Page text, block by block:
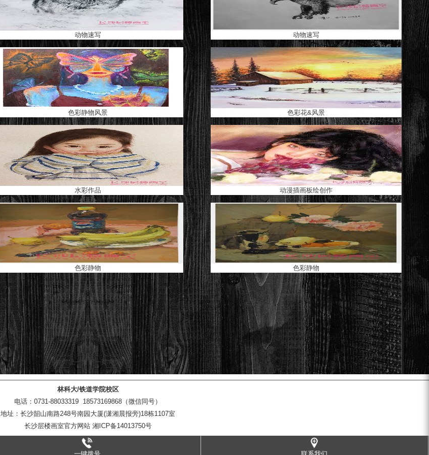
动物速写 动物速写
色彩静物风景 色彩花&风景
水彩作品 动漫插画板绘创作
色彩静物 色彩静物
首页 上一页 下一页 尾页
林科大/铁道学院校区
电话：0731-88033319 18573169868（微信同号）
地址：长沙韶山南路248号南园大厦(潇湘晨报旁)18栋1107室
长沙层楼画室官方网站 湘ICP备14013750号